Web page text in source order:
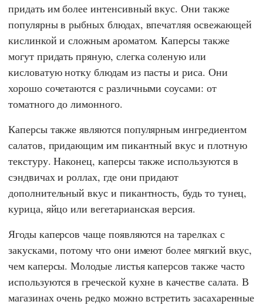
придать им более интенсивный вкус. Они также
популярны в рыбных блюдах, впечатляя освежающей
кислинкой и сложным ароматом. Каперсы также
могут придать пряную, слегка соленую или
кисловатую нотку блюдам из пасты и риса. Они
хорошо сочетаются с различными соусами: от
томатного до лимонного.
Каперсы также являются популярным ингредиентом
салатов, придающим им пикантный вкус и плотную
текстуру. Наконец, каперсы также используются в
сэндвичах и роллах, где они придают
дополнительный вкус и пикантность, будь то тунец,
курица, яйцо или вегетарианская версия.
Ягоды каперсов чаще появляются на тарелках с
закусками, потому что они имеют более мягкий вкус,
чем каперсы. Молодые листья каперсов также часто
используются в греческой кухне в качестве салата. В
магазинах очень редко можно встретить засахаренные